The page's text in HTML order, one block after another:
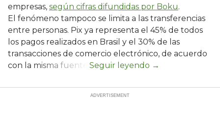
empresas, según cifras difundidas por Boku.
El fenómeno tampoco se limita a las transferencias
entre personas. Pix ya representa el 45% de todos
los pagos realizados en Brasil y el 30% de las
transacciones de comercio electrónico, de acuerdo
con la misma fuente.